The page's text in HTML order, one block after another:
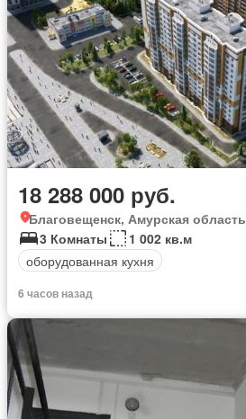
18 288 000 руб.
Благовещенск, Амурская область
3 Комнаты
1 002 кв.м
оборудованная кухня
6 часов назад